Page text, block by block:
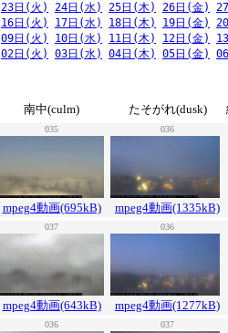
23日(火) 24日(水) 25日(木) 26日(金)
16日(火) 17日(水) 18日(木) 19日(金)
09日(火) 10日(水) 11日(木) 12日(金)
02日(火) 03日(水) 04日(木) 05日(金)
南中(culm) たそがれ(dusk)
035 036
mpeg4動画(695kB) mpeg4動画(1335kB)
037 036
mpeg4動画(643kB) mpeg4動画(1277kB)
036 037